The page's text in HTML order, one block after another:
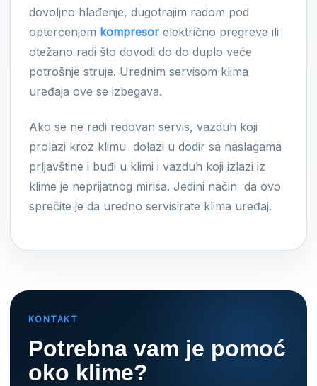
dovoljno hlađenje, dugotrajim radom pod
opterćenjem kompresor električno pregreva ili
otežano radi što dovodi do do duplo veće
potrošnje struje. Urednim servisom klima
uređaja ove se izbegava.
Ako se ne radi redovan servis, vazduh koji
prolazi kroz klimu dolazi u dodir sa naslagama
prljavštine i buđi u klimi i vazduh koji izlazi iz
klime je neprijatnog mirisa. Jedini način da ovo
sprečite je da uredno servisirate klima uređaj.
KONTAKT
Potrebna vam je pomoć
oko klime?